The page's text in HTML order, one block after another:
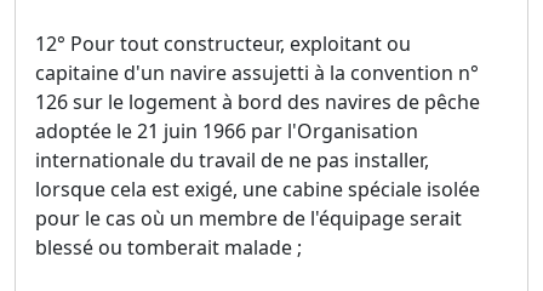
12° Pour tout constructeur, exploitant ou
capitaine d'un navire assujetti à la convention n°
126 sur le logement à bord des navires de pêche
adoptée le 21 juin 1966 par l'Organisation
internationale du travail de ne pas installer,
lorsque cela est exigé, une cabine spéciale isolée
pour le cas où un membre de l'équipage serait
blessé ou tomberait malade ;